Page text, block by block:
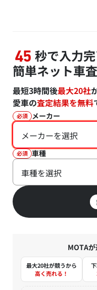
45 秒で入力完
簡単ネット車
最短3時間後最大20社
愛車の査定結果を無料
必須 メーカー
メーカーを選択
必須 車種
車種を選択
MOTA
最大20社が競うから
高く売れる！